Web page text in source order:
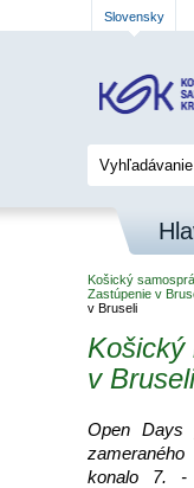
Slovensky
Košický
Zastúpenie v
v Bruseli
Košický
v Bruseli
Open Days
konalo 7. -